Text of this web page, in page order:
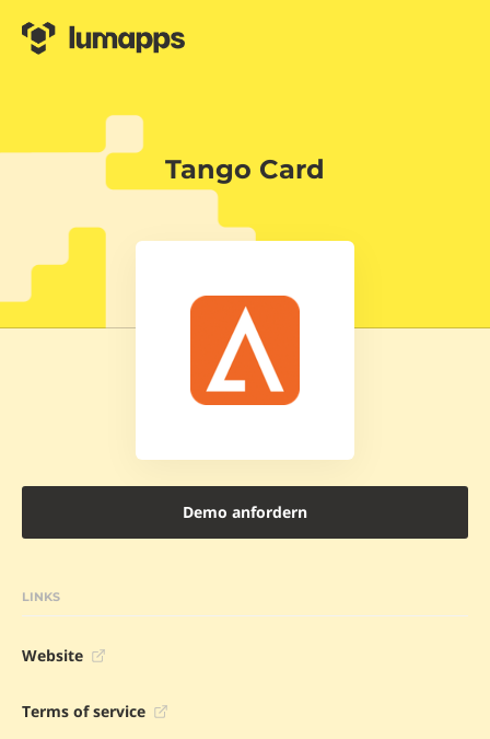
Tango Card
Demo anfordern
LINKS
Website
Terms of service